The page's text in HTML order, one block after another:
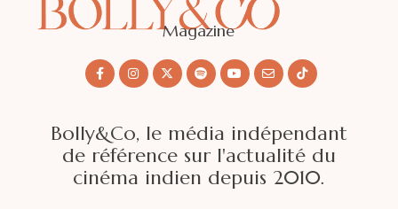
Magazine
Bolly&Co, le média indépendant
de référence sur l'actualité du
cinéma indien depuis 2010.